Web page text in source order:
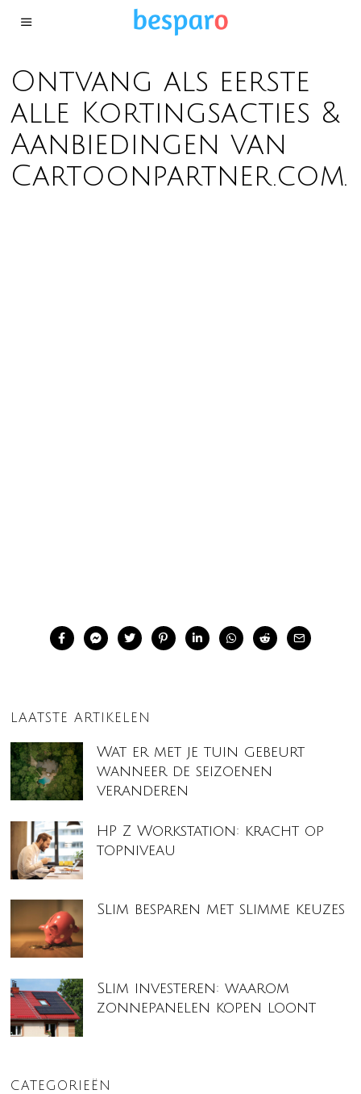
Ontvang als eerste
alle Kortingsacties &
Aanbiedingen van
Cartoonpartner.com.
LAATSTE ARTIKELEN
Wat er met je tuin gebeurt
wanneer de seizoenen
veranderen
HP Z Workstation: kracht op
topniveau
Slim besparen met slimme keuzes
Slim investeren: waarom
zonnepanelen kopen loont
CATEGORIEËN